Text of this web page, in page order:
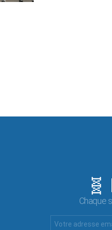
Chaque
Email